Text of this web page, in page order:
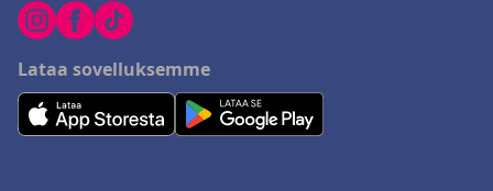
Lataa sovelluksemme